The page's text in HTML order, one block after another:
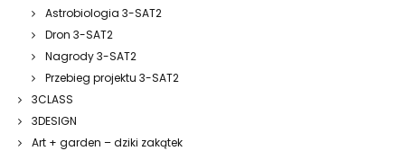
Astrobiologia 3-SAT2
Dron 3-SAT2
Nagrody 3-SAT2
Przebieg projektu 3-SAT2
3CLASS
3DESIGN
Art + garden – dziki zakątek